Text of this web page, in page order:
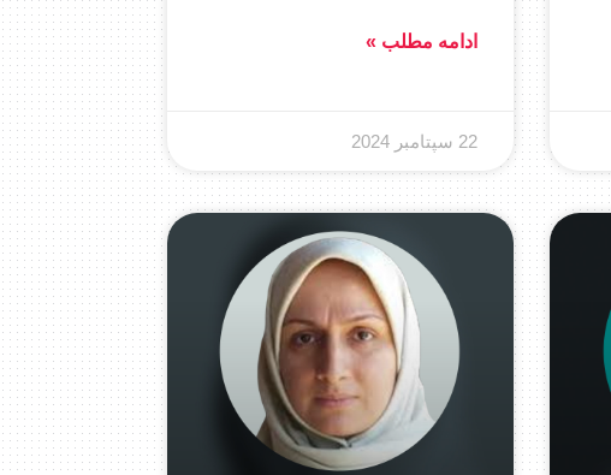
ادامه مطلب »
22 سپتامبر 2024